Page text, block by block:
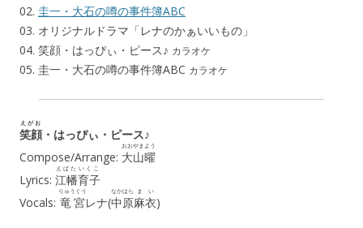
02. 圭一・大石の噂の事件簿ABC
03. オリジナルドラマ「レナのかぁいいもの」
04. 笑顔・はっぴぃ・ピース♪ カラオケ
05. 圭一・大石の噂の事件簿ABC カラオケ
笑顔
えがお
・はっぴぃ・ピース♪
Compose/Arrange: 大山
おおやま
曜
よう
Lyrics: 江幡
えばた
育子
いくこ
Vocals: 竜宮
りゅうぐう
レナ(中原
なかはら
麻衣
まい
)